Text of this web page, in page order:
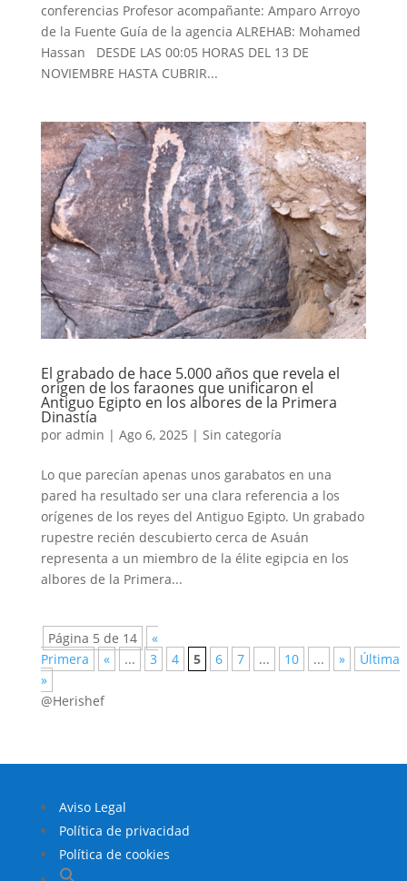
conferencias Profesor acompañante: Amparo Arroyo
de la Fuente Guía de la agencia ALREHAB: Mohamed
Hassan DESDE LAS 00:05 HORAS DEL 13 DE
NOVIEMBRE HASTA CUBRIR...
El grabado de hace 5.000 años que revela el
origen de los faraones que unificaron el
Antiguo Egipto en los albores de la Primera
Dinastía
por admin | Ago 6, 2025 | Sin categoría
Lo que parecían apenas unos garabatos en una
pared ha resultado ser una clara referencia a los
orígenes de los reyes del Antiguo Egipto. Un grabado
rupestre recién descubierto cerca de Asuán
representa a un miembro de la élite egipcia en los
albores de la Primera...
Página 5 de 14
«
Primera
« ... 3 4 5 6 7 ... 10 ... »
Última
»
@Herishef
Aviso Legal
Política de privacidad
Política de cookies